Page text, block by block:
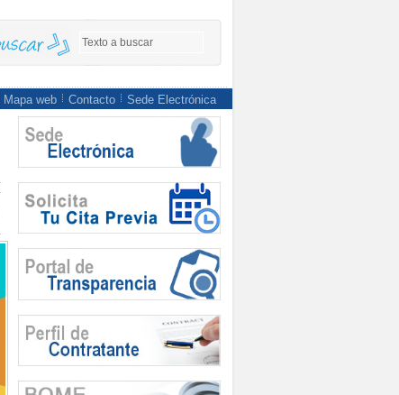
Mapa web Contacto Sede Electrónica